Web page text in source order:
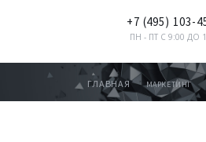
+7 (495) 103-
ПН - ПТ С 9:00 ДО
ГЛАВНАЯ МАРКЕТИНГ